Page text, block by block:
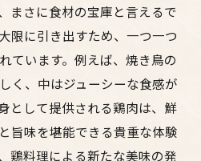
まさに食材の宝庫と言えるで
限に引き出すため、一つ一つ
ています。例えば、焼き鳥の
く、中はジューシーな食感が
として提供される鶏肉は、鮮
旨味を堪能できる貴重な体験
鶏料理による新たな美味の発